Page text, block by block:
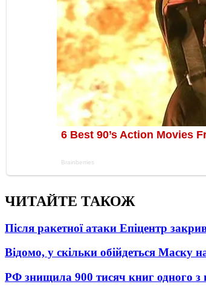
ЧИТАЙТЕ ТАКОЖ
Після ракетної атаки Епіцентр
Відомо, у скільки обійдеться Маску
РФ знищила 900 тисяч книг одного з